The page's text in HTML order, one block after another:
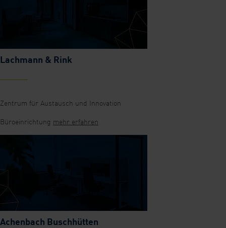
Lachmann & Rink
Zentrum für Austausch und Innovation
Büroeinrichtung mehr erfahren
Achenbach Buschhütten